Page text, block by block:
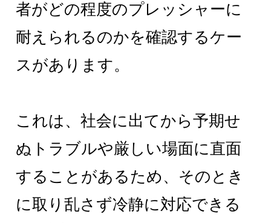
者がどの程度のプレッシャーに
耐えられるのかを確認するケー
スがあります。
これは、社会に出てから予期せ
ぬトラブルや厳しい場面に直面
することがあるため、そのとき
に取り乱さず冷静に対応できる